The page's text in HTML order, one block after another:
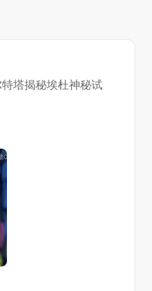
塔揭秘埃杜神秘试